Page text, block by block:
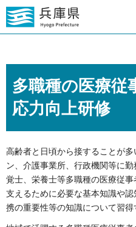
多職種の医療従
応力向上研修
高齢者と日頃から接することが
ン、介護事業所、行政機関等に
覚士、栄養士等多職種の医療従
支えるために必要な基本知識や
携の重要性等の知識について習得